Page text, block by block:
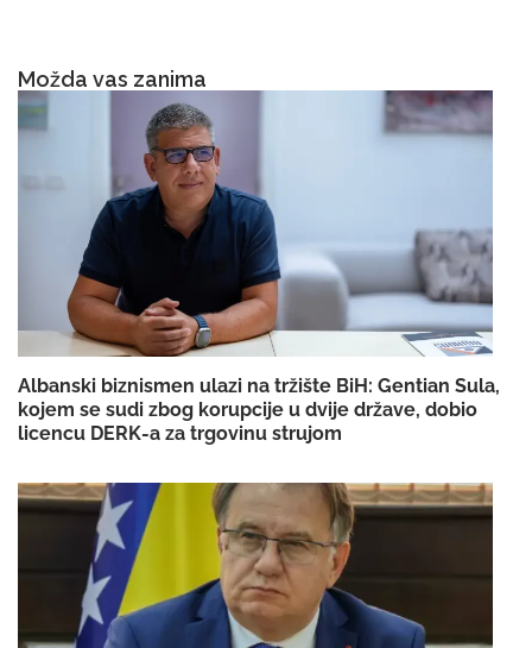
Možda vas zanima
Albanski biznismen ulazi na tržište BiH: Gentian Sula,
kojem se sudi zbog korupcije u dvije države, dobio
licencu DERK-a za trgovinu strujom